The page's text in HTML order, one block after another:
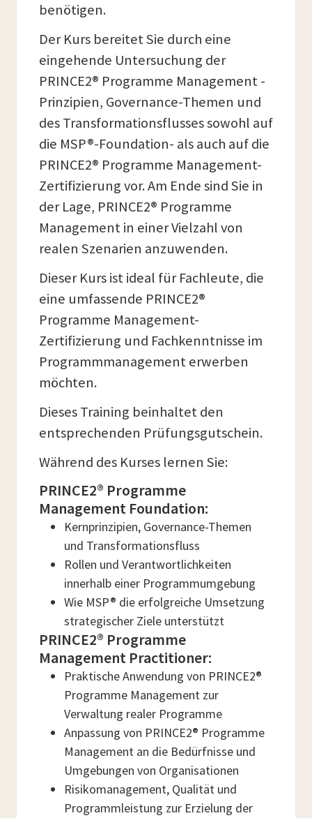
benötigen.
Der Kurs bereitet Sie durch eine
eingehende Untersuchung der
PRINCE2® Programme Management -
Prinzipien, Governance-Themen und
des Transformationsflusses sowohl auf
die MSP®-Foundation- als auch auf die
PRINCE2® Programme Management-
Zertifizierung vor. Am Ende sind Sie in
der Lage, PRINCE2® Programme
Management in einer Vielzahl von
realen Szenarien anzuwenden.
Dieser Kurs ist ideal für Fachleute, die
eine umfassende PRINCE2®
Programme Management-
Zertifizierung und Fachkenntnisse im
Programmmanagement erwerben
möchten.
Dieses Training beinhaltet den
entsprechenden Prüfungsgutschein.
Während des Kurses lernen Sie:
PRINCE2® Programme
Management Foundation:
Kernprinzipien, Governance-Themen
und Transformationsfluss
Rollen und Verantwortlichkeiten
innerhalb einer Programmumgebung
Wie MSP® die erfolgreiche Umsetzung
strategischer Ziele unterstützt
PRINCE2® Programme
Management Practitioner:
Praktische Anwendung von PRINCE2®
Programme Management zur
Verwaltung realer Programme
Anpassung von PRINCE2® Programme
Management an die Bedürfnisse und
Umgebungen von Organisationen
Risikomanagement, Qualität und
Programmleistung zur Erzielung der